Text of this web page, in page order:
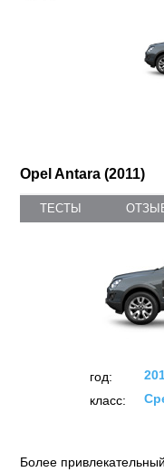
Opel Antara (2011)
ТЕСТЫ
год:
класс:
Более